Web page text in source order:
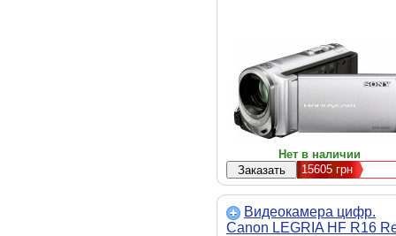
Нет в наличии
15605грн
Видеокамера цифр.
Canon LEGRIA HF R16